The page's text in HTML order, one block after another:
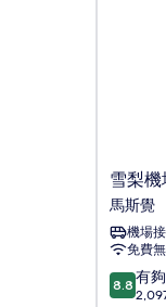
雪
梨
機
場
旅
遊
旅
雪梨
馬斯覺
機場
免費
8.8
分，
8.8 有